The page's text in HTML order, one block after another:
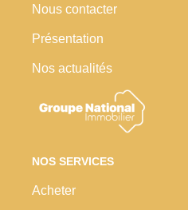
Nous contacter
Présentation
Nos actualités
NOS SERVICES
Acheter